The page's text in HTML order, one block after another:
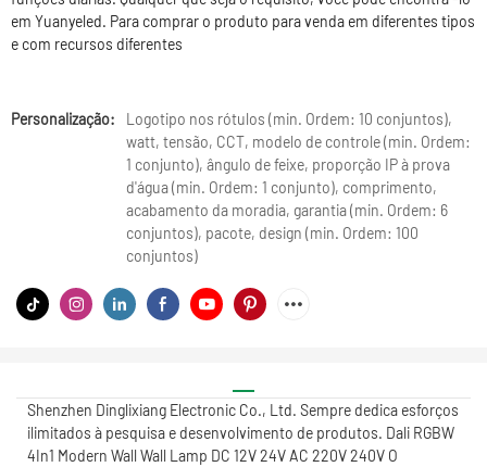
em Yuanyeled. Para comprar o produto para venda em diferentes tipos
e com recursos diferentes
Personalização:
Logotipo nos rótulos (min. Ordem: 10 conjuntos),
watt, tensão, CCT, modelo de controle (min. Ordem:
1 conjunto), ângulo de feixe, proporção IP à prova
d'água (min. Ordem: 1 conjunto), comprimento,
acabamento da moradia, garantia (min. Ordem: 6
conjuntos), pacote, design (min. Ordem: 100
conjuntos)
Shenzhen Dinglixiang Electronic Co., Ltd. Sempre dedica esforços
ilimitados à pesquisa e desenvolvimento de produtos. Dali RGBW
4In1 Modern Wall Wall Lamp DC 12V 24V AC 220V 240V O